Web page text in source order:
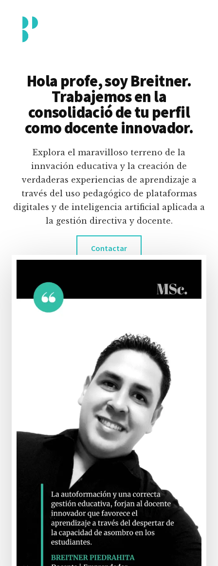
contenido
principal
menu
Piedrahita
docente
pedagógico
educativas
digitales
inteligencia
artificial.
Hola profe, soy Breitner.
Trabajemos en la
consolidació de tu perfil
como docente innovador.
Explora el maravilloso terreno de la
innvación educativa y la creación de
verdaderas experiencias de aprendizaje a
través del uso pedagógico de plataformas
digitales y de inteligencia artificial aplicada a
la gestión directiva y docente.
Contactar